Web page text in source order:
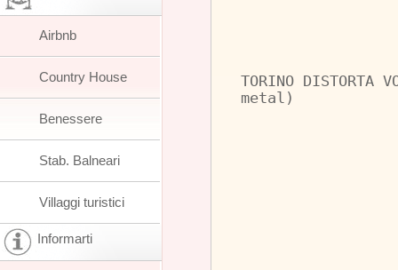
TORINO
metal)
Airbnb
Country House
Benessere
Stab. Balneari
Villaggi turistici
Informarti